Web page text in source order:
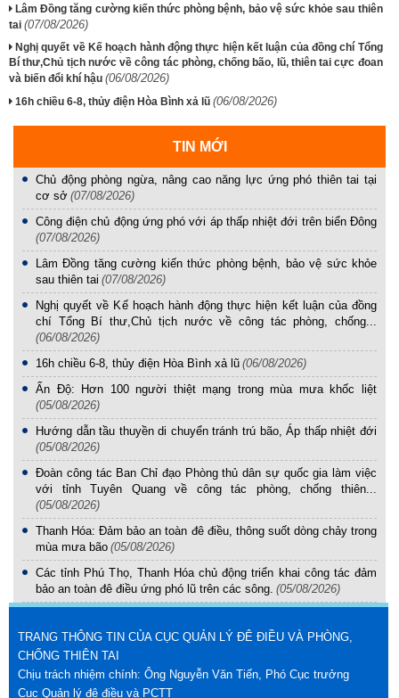
Lâm Đồng tăng cường kiến thức phòng bệnh, bảo vệ sức khỏe sau thiên
tai (07/08/2026)
Nghị quyết về Kế hoạch hành động thực hiện kết luận của đồng chí Tổng
Bí thư,Chủ tịch nước về công tác phòng, chống bão, lũ, thiên tai cực đoan
và biến đổi khí hậu (06/08/2026)
16h chiều 6-8, thủy điện Hòa Bình xả lũ (06/08/2026)
TIN MỚI
Chủ động phòng ngừa, nâng cao năng lực ứng phó thiên tai tại
cơ sở (07/08/2026)
Công điện chủ động ứng phó với áp thấp nhiệt đới trên biển Đông
(07/08/2026)
Lâm Đồng tăng cường kiến thức phòng bệnh, bảo vệ sức khỏe
sau thiên tai (07/08/2026)
Nghị quyết về Kế hoạch hành động thực hiện kết luận của đồng
chí Tổng Bí thư,Chủ tịch nước về công tác phòng, chống...
(06/08/2026)
16h chiều 6-8, thủy điện Hòa Bình xả lũ (06/08/2026)
Ấn Độ: Hơn 100 người thiệt mạng trong mùa mưa khốc liệt
(05/08/2026)
Hướng dẫn tầu thuyền di chuyển tránh trú bão, Áp thấp nhiệt đới
(05/08/2026)
Đoàn công tác Ban Chỉ đạo Phòng thủ dân sự quốc gia làm việc
với tỉnh Tuyên Quang về công tác phòng, chống thiên...
(05/08/2026)
Thanh Hóa: Đảm bảo an toàn đê điều, thông suốt dòng chảy trong
mùa mưa bão (05/08/2026)
Các tỉnh Phú Thọ, Thanh Hóa chủ động triển khai công tác đảm
bảo an toàn đê điều ứng phó lũ trên các sông. (05/08/2026)
TRANG THÔNG TIN CỦA CỤC QUẢN LÝ ĐÊ ĐIỀU VÀ PHÒNG,
CHỐNG THIÊN TAI
Chịu trách nhiệm chính: Ông Nguyễn Văn Tiến, Phó Cục trưởng
Cục Quản lý đê điều và PCTT